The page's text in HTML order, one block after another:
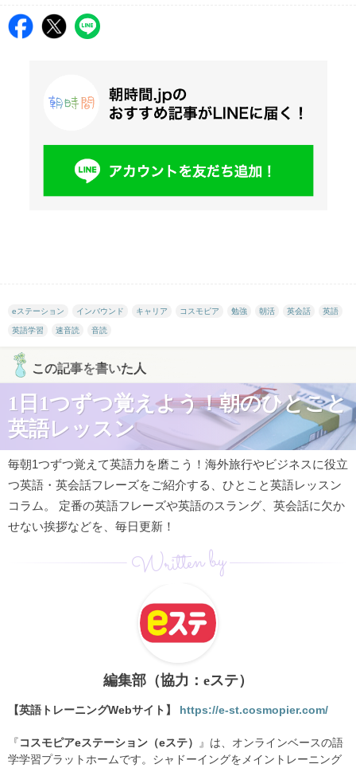
eステーション インバウンド キャリア コスモピア 勉強 朝活 英会話 英語
英語学習 速音読 音読
この記事を書いた人
1日1つずつ覚えよう！朝のひとこと
英語レッスン
毎朝1つずつ覚えて英語力を磨こう！海外旅行やビジネスに役立
つ英語・英会話フレーズをご紹介する、ひとこと英語レッスン
コラム。 定番の英語フレーズや英語のスラング、英会話に欠か
せない挨拶などを、毎日更新！
Written by
編集部（協力：eステ）
【英語トレーニングWebサイト】 https://e-st.cosmopier.com/
『 コスモピアeステーション（eステ）
』は、オンラインベースの語
学学習プラットホームです。シャドーイングをメイントレーニング